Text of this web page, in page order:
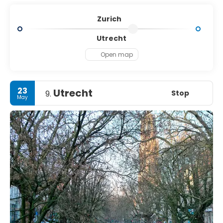
you’ve had enough of the city’s diverse array of
restaurants, first-rate museums and pulsing nightlife,
there’s always the nearby Uetliberg mountain or a boat
trip on Lake Zurich to enjoy – if only to catch your breath
before diving back into the city’s delights again.
Zurich
Utrecht
Open map
23
May 9. Utrecht Stop